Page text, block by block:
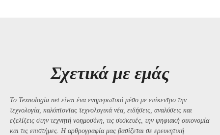
Σχετικά με εμάς
Το Texnologia.net είναι ένα ενημερωτικό μέσο με επίκεντρο την
τεχνολογία, καλύπτοντας τεχνολογικά νέα, ειδήσεις, αναλύσεις και
εξελίξεις στην τεχνητή νοημοσύνη, τις συσκευές, την ψηφιακή οικονομία
και τις επιστήμες. Η αρθρογραφία μας βασίζεται σε ερευνητική